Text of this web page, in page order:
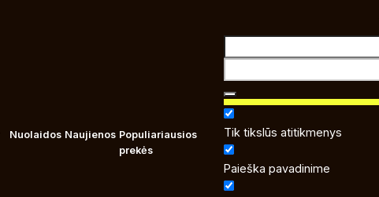
Nuolaidos Naujienos Populiariausios
prekės
Tik tikslūs atitikmenys
Paieška pavadinime